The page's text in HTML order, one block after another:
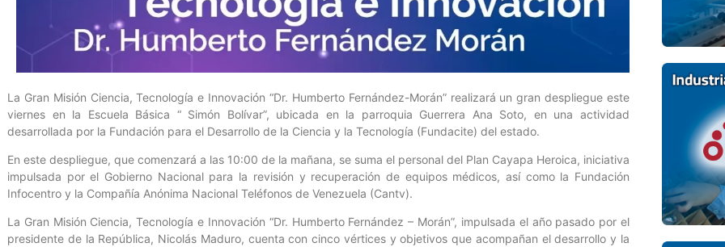
La Gran Misión Ciencia, Tecnología e Innovación “Dr. Humberto Fernández-Morán” realizará un gran despliegue este
viernes en la Escuela Básica “ Simón Bolívar”, ubicada en la parroquia Guerrera Ana Soto, en una actividad
desarrollada por la Fundación para el Desarrollo de la Ciencia y la Tecnología (Fundacite) del estado.
En este despliegue, que comenzará a las 10:00 de la mañana, se suma el personal del Plan Cayapa Heroica, iniciativa
impulsada por el Gobierno Nacional para la revisión y recuperación de equipos médicos, así como la Fundación
Infocentro y la Compañía Anónima Nacional Teléfonos de Venezuela (Cantv).
La Gran Misión Ciencia, Tecnología e Innovación “Dr. Humberto Fernández – Morán”, impulsada el año pasado por el
presidente de la República, Nicolás Maduro, cuenta con cinco vértices y objetivos que acompañan el desarrollo y la